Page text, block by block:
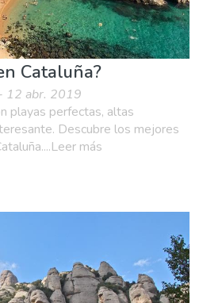
Cataluña?
12 abr. 2019
playas perfectas, altas
Descubre los mejores
más